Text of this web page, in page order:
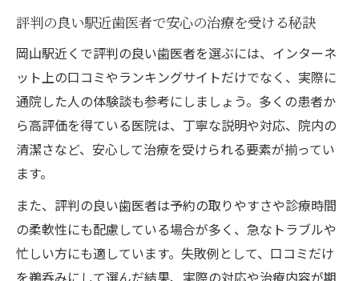
評判の良い駅近歯医者で安心の治療を受ける秘訣
岡山駅近くで評判の良い歯医者を選ぶには、インターネ
ット上の口コミやランキングサイトだけでなく、実際に
通院した人の体験談も参考にしましょう。多くの患者か
ら高評価を得ている医院は、丁寧な説明や対応、院内の
清潔さなど、安心して治療を受けられる要素が揃ってい
ます。
また、評判の良い歯医者は予約の取りやすさや診療時間
の柔軟性にも配慮している場合が多く、急なトラブルや
忙しい方にも適しています。失敗例として、口コミだけ
を鵜呑みにして選んだ結果、実際の対応や治療内容が期